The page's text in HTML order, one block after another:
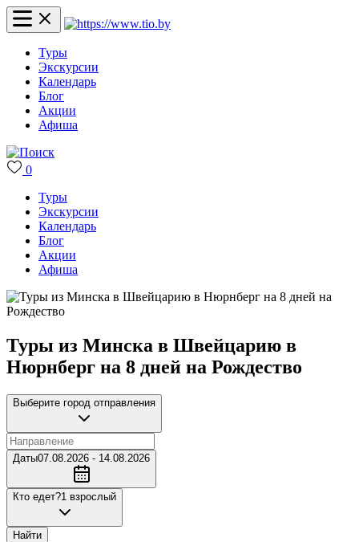
Туры
Экскурсии
Календарь
Блог
Акции
Афиша
0
Туры
Экскурсии
Календарь
Блог
Акции
Афиша
Туры из Минска в Швейцарию в
Нюрнберг на 8 дней на Рождество
Выберите город отправления
Даты07.08.2026 - 14.08.2026
Кто едет?1 взрослый
Найти